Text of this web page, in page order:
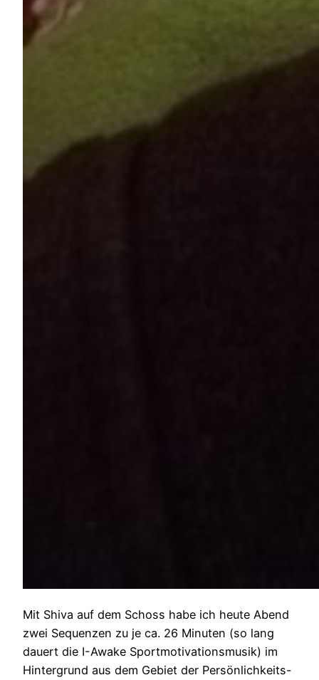
Mit Shiva auf dem Schoss habe ich heute Abend
zwei Sequenzen zu je ca. 26 Minuten (so lang
dauert die I-Awake Sportmotivationsmusik) im
Hintergrund aus dem Gebiet der Persönlichkeits-